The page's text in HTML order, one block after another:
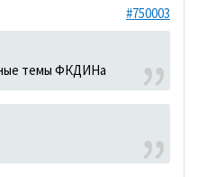
#750003
темы ФКДИНа